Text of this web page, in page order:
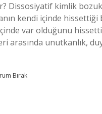
Dissosiyatif kimlik
kendi içinde
var olduğunu
arasında unutkanlık,
Bırak